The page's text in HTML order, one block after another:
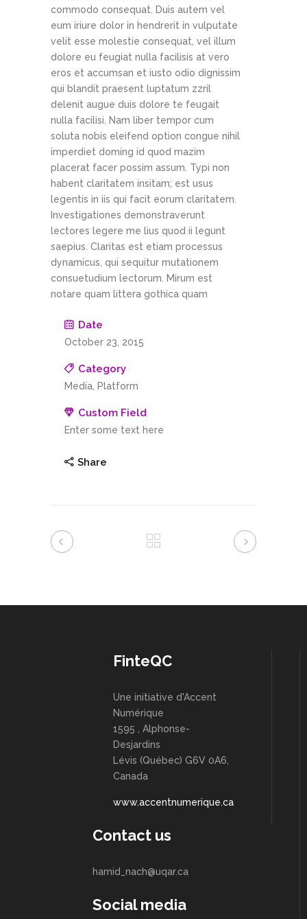
commodo consequat. Duis autem vel
eum iriure dolor in hendrerit in vulputate
velit esse molestie consequat, vel illum
dolore eu feugiat nulla facilisis at vero
eros et accumsan et iusto odio dignissim
qui blandit praesent luptatum zzril
delenit augue duis dolore te feugait
nulla facilisi. Nam liber tempor cum
soluta nobis eleifend option congue nihil
imperdiet doming id quod mazim
placerat facer possim assum. Typi non
habent claritatem insitam; est usus
legentis in iis qui facit eorum claritatem.
Investigationes demonstraverunt
lectores legere me lius quod ii legunt
saepius. Claritas est etiam processus
dynamicus, qui sequitur mutationem
consuetudium lectorum. Mirum est
notare quam littera gothica quam
Date
October 23, 2015
Category
Media, Platform
Custom Field
Enter some text here
Share
FinteQC
Une initiative d'Accent
Numérique
1595 , Alphonse-
Desjardins
Lévis (Québec) G6V 0A6,
Canada
www.accentnumerique.ca
Contact us
hamid_nach@uqar.ca
Social media